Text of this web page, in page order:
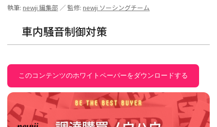
執筆: newji 編集部 ／ 監修: newji ソーシングチーム
車内騒音制御対策
このコンテンツのホワイトペーパーをダウンロードする